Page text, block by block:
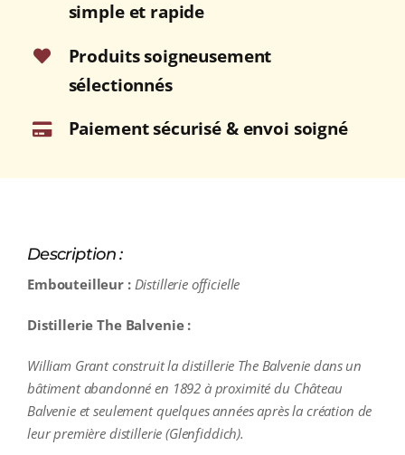
simple et rapide
Produits soigneusement
sélectionnés
Paiement sécurisé & envoi soigné
Description :
Embouteilleur : Distillerie officielle
Distillerie The Balvenie :
William Grant construit la distillerie The Balvenie dans un
bâtiment abandonné en 1892 à proximité du Château
Balvenie et seulement quelques années après la création de
leur première distillerie (Glenfiddich).